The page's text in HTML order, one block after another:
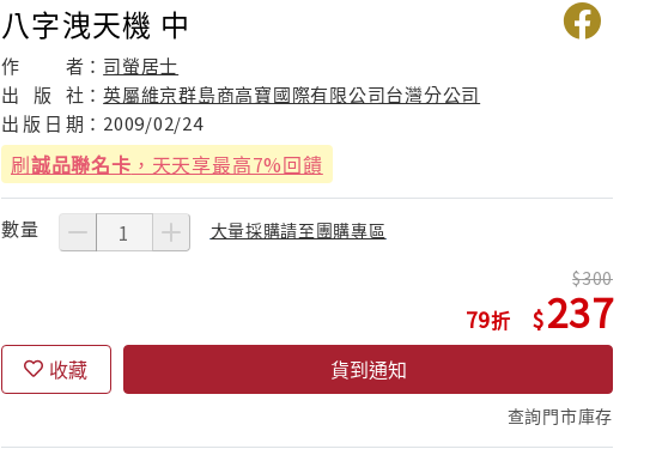
八字洩天機 中
作 者： 司螢居士
出
版 社：英屬維京群島商高寶國際有限公司台灣分公司
出 版 日 期： 2009/02/24
刷誠品聯名卡 ，天天享最高7%回饋
數量 大量採購請至團購專區
79
300
237
收藏 貨到通知
查詢門市庫存